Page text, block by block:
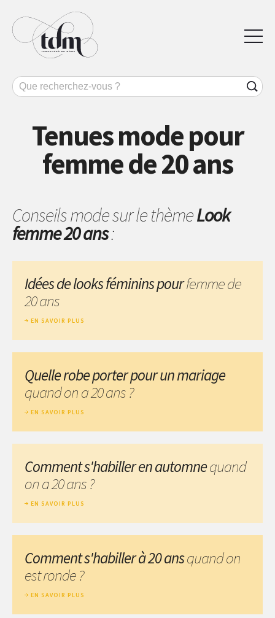
Tenues mode pour
femme de 20 ans
Conseils mode sur le thèmeLook
femme 20 ans:
Idées de looks féminins pourfemme de
20 ans
EN SAVOIR PLUS
Quelle robe porter pour un mariage
quand on a 20 ans ?
EN SAVOIR PLUS
Comment s'habiller en automnequand
on a 20 ans ?
EN SAVOIR PLUS
Comment s'habiller à 20 ansquand on
est ronde ?
EN SAVOIR PLUS